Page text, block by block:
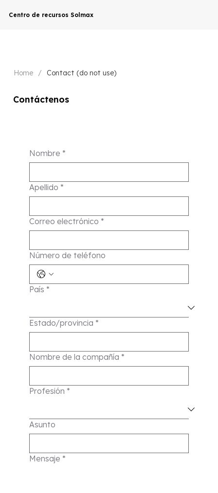
Centro de recursos Solmax
Contáctenos
Home / Contact (do not use)
Nombre *
Apellido *
Correo electrónico *
Número de teléfono
País *
Estado/provincia *
Nombre de la compañía *
Profesión *
Asunto
Mensaje *